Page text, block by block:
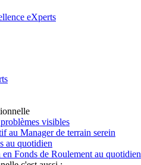
visibles
au Manager de terrain serein
au quotidien
Fonds de Roulement au quotidien